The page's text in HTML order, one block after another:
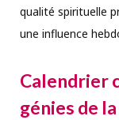
qualité spirituelle
une influence
Calendrier
génies de